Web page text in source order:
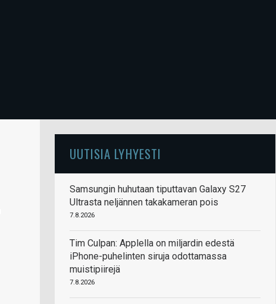
UUTISIA LYHYESTI
Samsungin huhutaan tiputtavan Galaxy S27
Ultrasta neljännen takakameran pois
7.8.2026
Tim Culpan: Applella on miljardin edestä
iPhone-puhelinten siruja odottamassa
muistipiirejä
7.8.2026